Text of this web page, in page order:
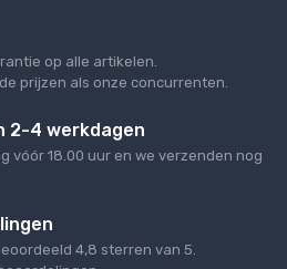
op alle artikelen.
prijzen als onze concurrenten.
2-4 werkdagen
vóór 18.00 uur en we verzenden nog
4,8 sterren van 5